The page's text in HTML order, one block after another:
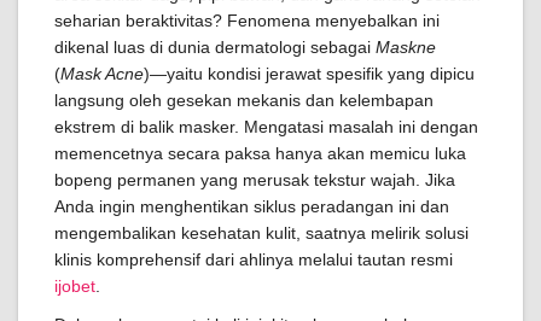
seharian beraktivitas? Fenomena menyebalkan ini
dikenal luas di dunia dermatologi sebagai Maskne
(Mask Acne)—yaitu kondisi jerawat spesifik yang dipicu
langsung oleh gesekan mekanis dan kelembapan
ekstrem di balik masker. Mengatasi masalah ini dengan
memencetnya secara paksa hanya akan memicu luka
bopeng permanen yang merusak tekstur wajah. Jika
Anda ingin menghentikan siklus peradangan ini dan
mengembalikan kesehatan kulit, saatnya melirik solusi
klinis komprehensif dari ahlinya melalui tautan resmi
ijobet